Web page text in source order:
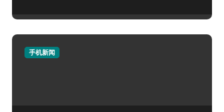
手机新闻